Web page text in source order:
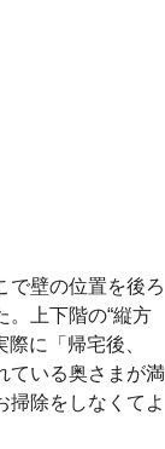
で壁の位置を後ろ
上下階の“縦方
に「帰宅後、
ている奥さまが満
掃除をしなくてよ